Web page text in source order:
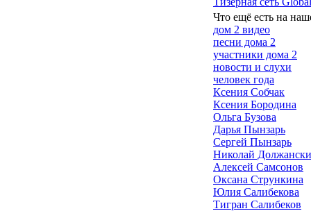
Что ещё есть на
дом 2 видео
песни дома 2
участники дома 2
новости и слухи
человек года
Ксения Собчак
Ксения Бородина
Ольга Бузова
Дарья Пынзарь
Сергей Пынзарь
Николай
Алексей Самсонов
Оксана Стрункина
Юлия Салибекова
Тигран Салибеков